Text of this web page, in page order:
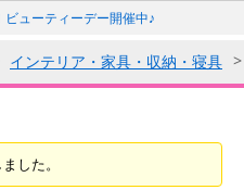
ューティーデー開催中♪
インテリア・家具・収納・寝具
した。